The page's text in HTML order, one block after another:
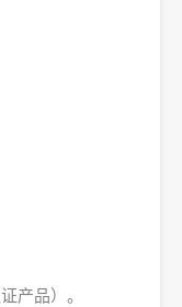
产品）。